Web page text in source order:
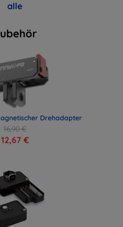
alle
Drehadapter
16,90 €
12,67 €